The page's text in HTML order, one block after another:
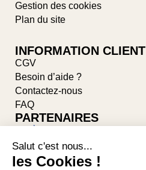
Gestion des cookies
Plan du site
INFORMATION CLIENT
CGV
Besoin d’aide ?
Contactez-nous
FAQ
PARTENAIRES